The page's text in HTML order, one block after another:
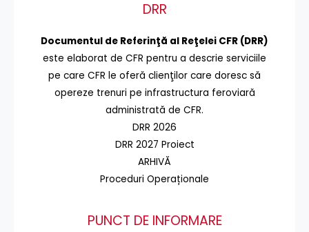
DRR
Documentul de Referinţă al Reţelei CFR (DRR)
este elaborat de CFR pentru a descrie serviciile
pe care CFR le oferă clienţilor care doresc să
opereze trenuri pe infrastructura feroviară
administrată de CFR.
DRR 2026
DRR 2027 Proiect
ARHIVĂ
Proceduri Operaționale
PUNCT DE INFORMARE